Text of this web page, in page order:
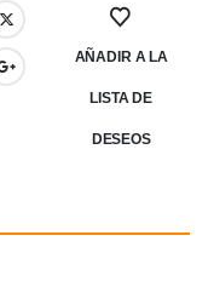
AÑADIR A LA
LISTA DE
DESEOS